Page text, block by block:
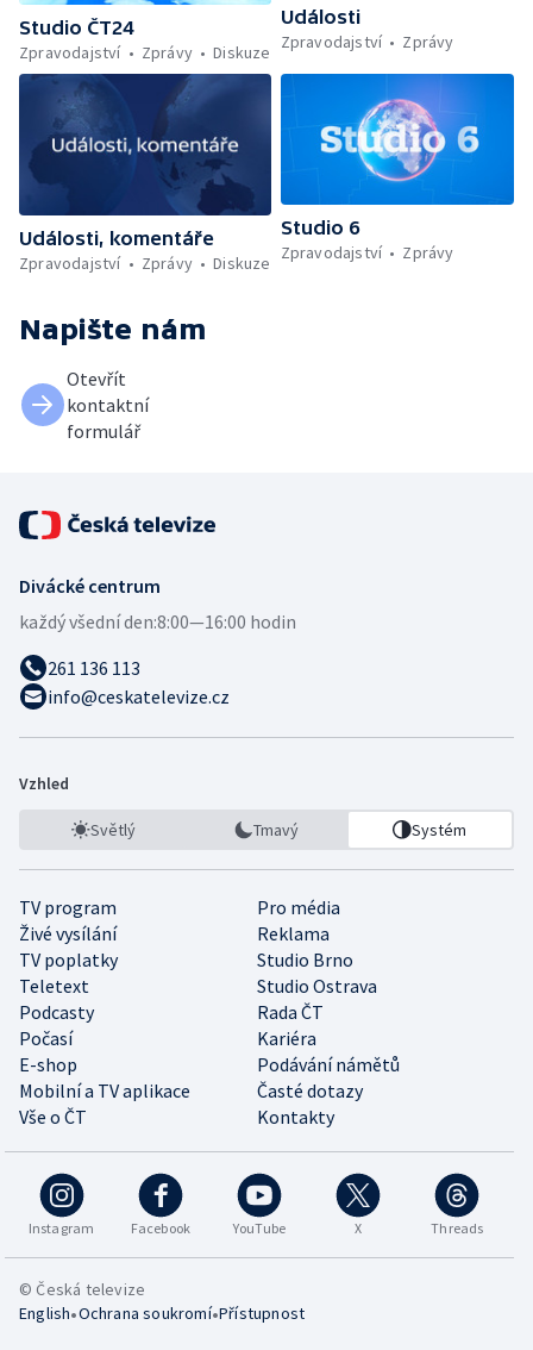
Studio ČT24
Zpravodajství
Zprávy Diskuze
Události
Zpravodajství
Zprávy
Události, komentáře
Zpravodajství
Zprávy Diskuze
Studio 6
Zpravodajství
Zprávy
Napište nám
Otevřít
kontaktní
formulář
Divácké centrum
každý všední den:8:00—16:00 hodin
261 136 113
info@ceskatelevize.cz
Vzhled
Světlý Tmavý Systém
TV program
Pro média
Živé vysílání
Reklama
TV poplatky
Studio Brno
Teletext
Studio Ostrava
Podcasty
Rada ČT
Počasí
Kariéra
E-shop
Podávání námětů
Mobilní a TV aplikace
Časté dotazy
Vše o ČT
Kontakty
Instagram Facebook YouTube X Threads
© Česká televize
English•Ochrana soukromí•Přístupnost